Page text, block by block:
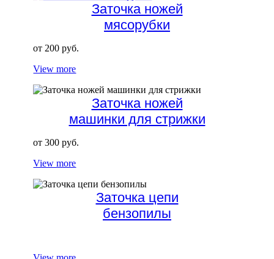
Заточка ножей
мясорубки
от 200 руб.
View more
Заточка ножей
машинки для стрижки
от 300 руб.
View more
Заточка цепи
бензопилы